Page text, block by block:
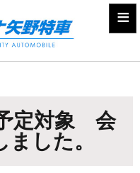
≡
定対象 会
した。